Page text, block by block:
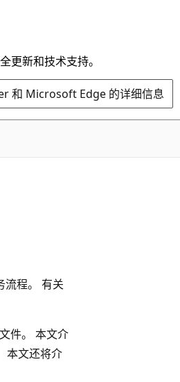
新和技术支持。
和 Microsoft Edge 的详细信息
流程。 有关
件。 本文介
本文还将介